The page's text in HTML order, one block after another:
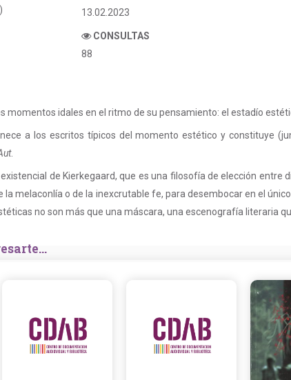
13.02.2023
CONSULTAS
88
momentos idales en el ritmo de su pensamiento: el estadío
a los escritos típicos del momento estético y constituye
.
de Kierkegaard, que es una filosofía de elección
melaconlía o de la inexcrutable fe, para desembocar en el
no son más que una máscara, una escenografía literaria